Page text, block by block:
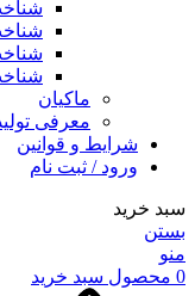
ماکیان
معرفی
شرایط و قوانین
ورود / ثبت نام
سبد خرید
بستن
منو
0 محصول سبد خرید